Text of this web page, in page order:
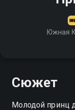
Южная
Сюжет
Молодой принц